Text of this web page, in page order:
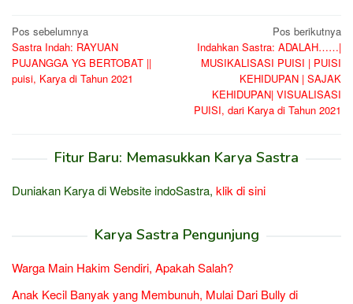
Navigasi
pos
Pos sebelumnya
Sastra Indah: RAYUAN
PUJANGGA YG BERTOBAT ||
puisi, Karya di Tahun 2021
Pos berikutnya
Indahkan Sastra: ADALAH……|
MUSIKALISASI PUISI | PUISI
KEHIDUPAN | SAJAK
KEHIDUPAN| VISUALISASI
PUISI, dari Karya di Tahun 2021
Fitur Baru: Memasukkan Karya Sastra
Duniakan Karya di Website indoSastra, klik di sini
Karya Sastra Pengunjung
Warga Main Hakim Sendiri, Apakah Salah?
Anak Kecil Banyak yang Membunuh, Mulai Dari Bully di